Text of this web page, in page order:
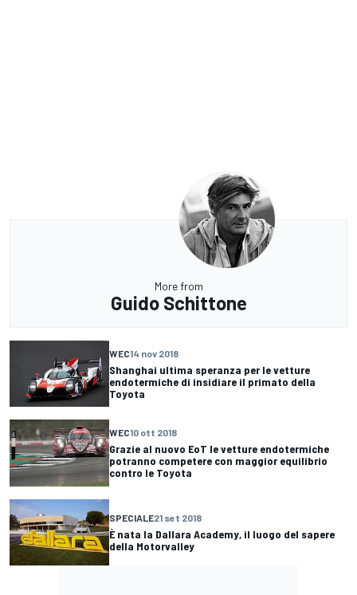
More from
Guido Schittone
WEC14 nov 2018
Shanghai ultima speranza per le vetture
endotermiche di insidiare il primato della
Toyota
WEC10 ott 2018
Grazie al nuovo EoT le vetture endotermiche
potranno competere con maggior equilibrio
contro le Toyota
SPECIALE21 set 2018
È nata la Dallara Academy, il luogo del sapere
della Motorvalley